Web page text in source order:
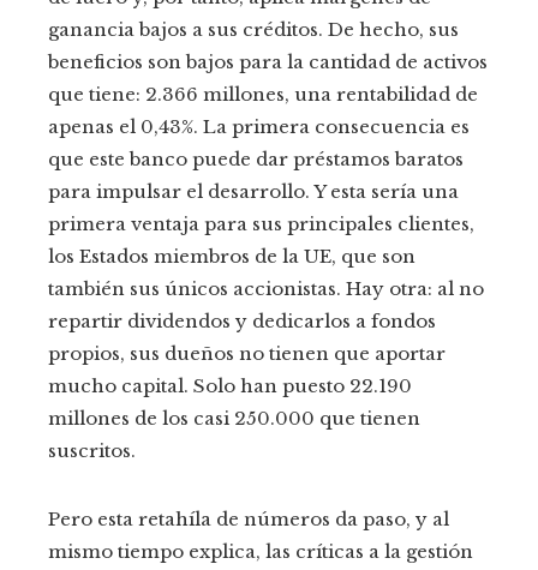
ganancia bajos a sus créditos. De hecho, sus
beneficios son bajos para la cantidad de activos
que tiene: 2.366 millones, una rentabilidad de
apenas el 0,43%. La primera consecuencia es
que este banco puede dar préstamos baratos
para impulsar el desarrollo. Y esta sería una
primera ventaja para sus principales clientes,
los Estados miembros de la UE, que son
también sus únicos accionistas. Hay otra: al no
repartir dividendos y dedicarlos a fondos
propios, sus dueños no tienen que aportar
mucho capital. Solo han puesto 22.190
millones de los casi 250.000 que tienen
suscritos.
Pero esta retahíla de números da paso, y al
mismo tiempo explica, las críticas a la gestión